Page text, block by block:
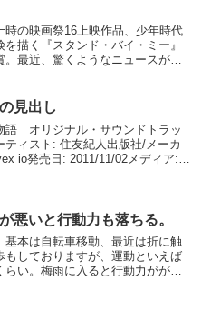
時の映画祭16上映作品、少年時代
を描く『スタンド・バイ・ミー』
。最近、驚くようなニュースがあ
見出し
語 オリジナル・サウンドトラッ
ティスト: 住友紀人出版社/メーカ
io発売日: 2011/11/02メディア:
悪いと行動力も落ちる。
基本は自転車移動、最近は折に触
もしておりますが、運動といえば
らい。梅雨に入ると行動力ががた